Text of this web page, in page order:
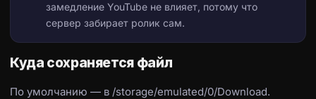
замедление YouTube не влияет, потому что
сервер забирает ролик сам.
Куда сохраняется файл
По умолчанию — в /storage/emulated/0/Download.